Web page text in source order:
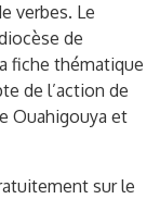
verbes. Le
de
fiche thématique
de l’action de
Ouahigouya et
sur le